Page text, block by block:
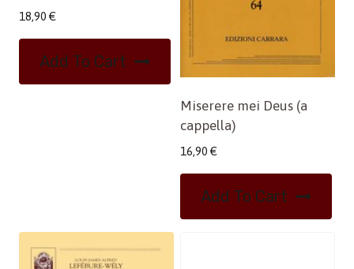
18,90 €
Add To Cart
Miserere mei Deus (a
cappella)
16,90 €
Add To Cart